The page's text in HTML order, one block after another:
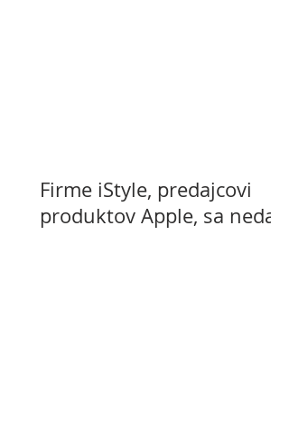
Firme iStyle, predajcovi
produktov Apple, sa nedarí